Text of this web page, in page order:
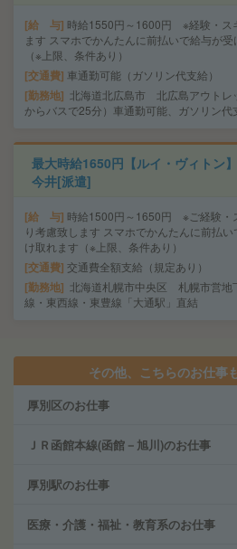
給 与 時給1550円～1600円 ※経験・ス
ます スマホでかんたんに前払いで給与が受
（※上限、条件あり）
交通費 車通勤可能（ガソリン代支給）
勤務地
北海道北広島市 北広島アウトレ
からバスで25分）車通勤可能、ガソリン代
最大時給1650円【ルイ・ヴィトン
今井[派遣]
給 与 時給1500円～1650円 ※ご経験・
り考慮致します スマホでかんたんに前払い
け取れます（※上限、条件あり）
交通費 交通費全額支給（規定あり）
勤務地
北海道札幌市中央区 札幌市営地
線・東西線・東豊線「大通駅」直結
その他、こちらのお仕事
厚別区のお仕事
ＪＲ函館本線(函館－旭川)のお仕事
厚別駅のお仕事
医療・介護・福祉・教育系のお仕事